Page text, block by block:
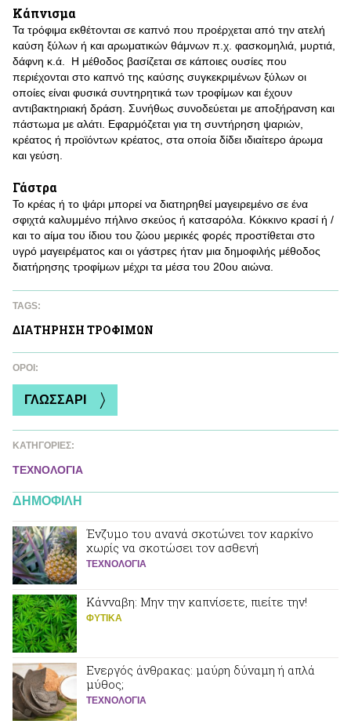
Κάπνισμα
Τα τρόφιμα εκθέτονται σε καπνό που προέρχεται από την ατελή
καύση ξύλων ή και αρωματικών θάμνων π.χ. φασκομηλιά, μυρτιά,
δάφνη κ.ά. Η μέθοδος βασίζεται σε κάποιες ουσίες που
περιέχονται στο καπνό της καύσης συγκεκριμένων ξύλων οι
οποίες είναι φυσικά συντηρητικά των τροφίμων και έχουν
αντιβακτηριακή δράση. Συνήθως συνοδεύεται με αποξήρανση και
πάστωμα με αλάτι. Εφαρμόζεται για τη συντήρηση ψαριών,
κρέατος ή προϊόντων κρέατος, στα οποία δίδει ιδιαίτερο άρωμα
και γεύση.
Γάστρα
Το κρέας ή το ψάρι μπορεί να διατηρηθεί μαγειρεμένο σε ένα
σφιχτά καλυμμένο πήλινο σκεύος ή κατσαρόλα. Κόκκινο κρασί ή /
και το αίμα του ίδιου του ζώου μερικές φορές προστίθεται στο
υγρό μαγειρέματος και οι γάστρες ήταν μια δημοφιλής μέθοδος
διατήρησης τροφίμων μέχρι τα μέσα του 20ου αιώνα.
TAGS:
ΔΙΑΤΗΡΗΣΗ ΤΡΟΦΙΜΩΝ
ΌΡΟΙ:
ΓΛΩΣΣΑΡΙ
ΚΑΤΗΓΟΡΙΕΣ:
ΤΕΧΝΟΛΟΓΙΑ
ΔΗΜΟΦΙΛΗ
Ένζυμο του ανανά σκοτώνει τον καρκίνο
χωρίς να σκοτώσει τον ασθενή
ΤΕΧΝΟΛΟΓΙΑ
Κάνναβη: Μην την καπνίσετε, πιείτε την!
ΦΥΤΙΚA
Ενεργός άνθρακας: μαύρη δύναμη ή απλά
μύθος;
ΤΕΧΝΟΛΟΓΙΑ